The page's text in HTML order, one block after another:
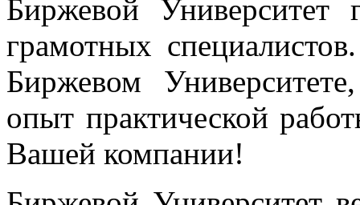
Биржевой
грамотных
Биржевом
опыт практической
Вашей компании!